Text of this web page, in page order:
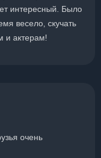
интересный. Было
весело, скучать
и актерам!
очень